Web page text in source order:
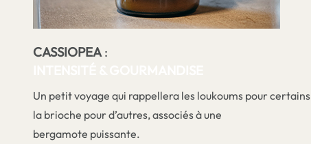
CASSIOPEA :
Un petit voyage qui rappellera les loukoums pour certains
la brioche pour d’autres, associés à une
bergamote puissante.